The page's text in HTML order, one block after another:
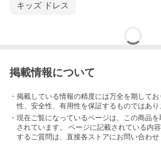
ワンピース単体でも十分かわ
キッズ ドレス
掲載情報について
・掲載している情報の精度には万全を期して
性、安全性、有用性を保証するものではあり
・現在ご覧になっているページは、この商品
されています。 ページに記載されている内容
するご質問は、直接各ストアにお問い合わせ